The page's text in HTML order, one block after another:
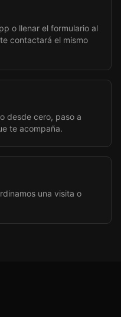
o llenar el formulario al
contactará el mismo
desde cero, paso a
te acompaña.
una visita o